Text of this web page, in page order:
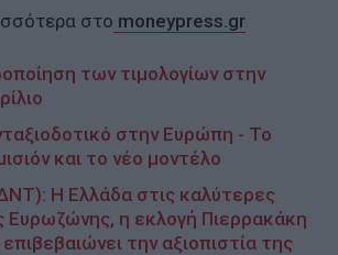
στο moneypress.gr
των τιμολογίων στην
στην Ευρώπη - Το
και το νέο μοντέλο
Η Ελλάδα στις καλύτερες
Ευρωζώνης, η εκλογή Πιερρακάκη
την αξιοπιστία της